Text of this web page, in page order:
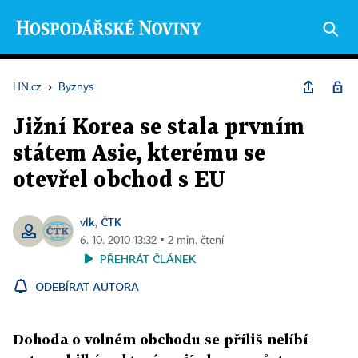
HN.cz › Byznys
Jižní Korea se stala prvním
státem Asie, kterému se
otevřel obchod s EU
vlk, ČTK
6. 10. 2010 13:32 ▪ 2 min. čtení
PŘEHRÁT ČLÁNEK
ODEBÍRAT AUTORA
Dohoda o volném obchodu se příliš nelíbí